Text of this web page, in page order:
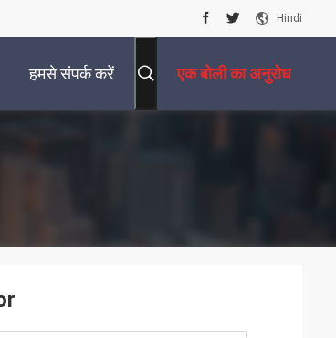
Hindi
हमसे संपर्क करें एक बोली का अनुरोध